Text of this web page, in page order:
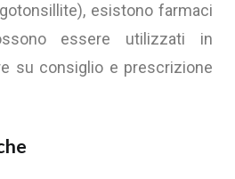
esistono farmaci
essere utilizzati in
su consiglio e prescrizione